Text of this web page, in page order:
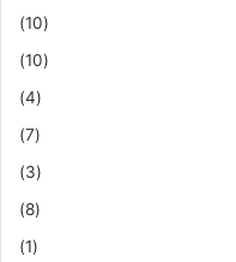
(10)
(10)
(4)
(7)
(3)
(8)
(1)